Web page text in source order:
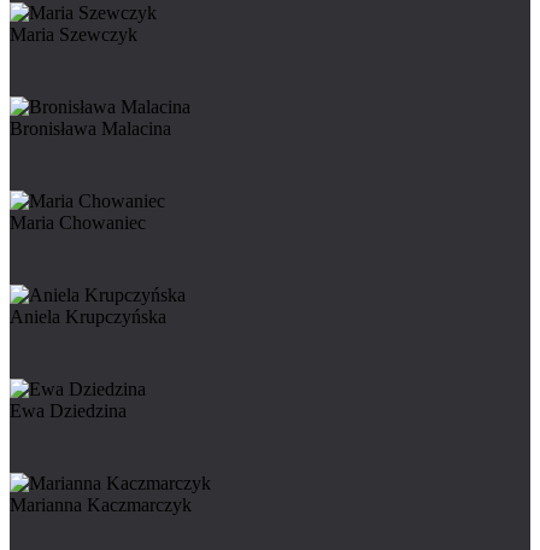
Maria Szewczyk
Bronisława Malacina
Maria Chowaniec
Aniela Krupczyńska
Ewa Dziedzina
Marianna Kaczmarczyk